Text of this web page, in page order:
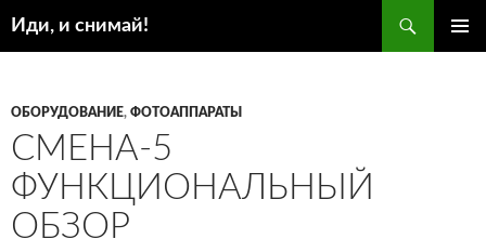
Иди, и снимай!
ОБОРУДОВАНИЕ, ФОТОАППАРАТЫ
СМЕНА-5
ФУНКЦИОНАЛЬНЫЙ
ОБЗОР